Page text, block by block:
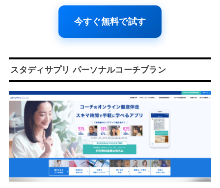
今すぐ無料で試す
スタディサプリ パーソナルコーチプラン